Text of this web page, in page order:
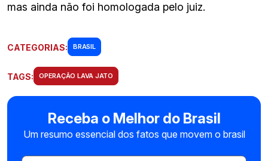
mas ainda não foi homologada pelo juiz.
CATEGORIAS: BRASIL
TAGS: OPERAÇÃO LAVA JATO
Receba o Melhor do Brasil
Um resumo essencial dos fatos que movem o brasil